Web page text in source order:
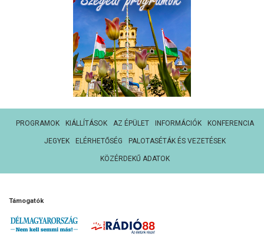
PROGRAMOK KIÁLLÍTÁSOK AZ ÉPÜLET INFORMÁCIÓK KONFERENCIA
JEGYEK ELÉRHETŐSÉG PALOTASÉTÁK ÉS VEZETÉSEK
KÖZÉRDEKŰ ADATOK
Támogatók